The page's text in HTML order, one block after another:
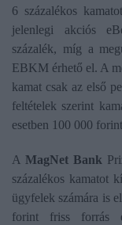
6 százalékos
jelenlegi akciós
százalék, míg a
EBKM érhető el. A
kamat csak az első
feltételek szerint
esetben 100 000
A MagNet Bank
százalékos kamatot
ügyfelek számára is
forint friss forrás